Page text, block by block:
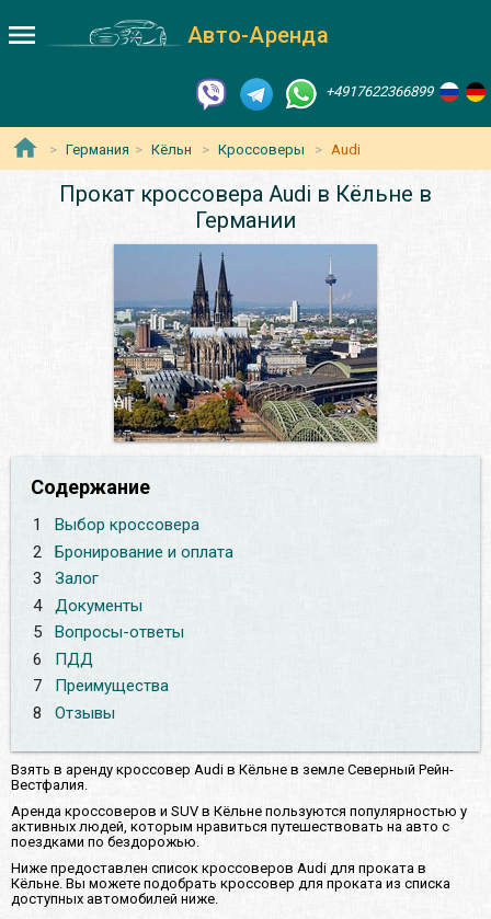
Авто-Аренда
+4917622366899
Германия Кёльн Кроссоверы Audi
Прокат кроссовера Audi в Кёльне в
Германии
Содержание
1
Выбор кроссовера
2
Бронирование и оплата
3
Залог
4
Документы
5
Вопросы-ответы
6
ПДД
7
Преимущества
8
Отзывы
Взять в аренду кроссовер Audi в Кёльне в земле Северный Рейн-
Вестфалия.
Аренда кроссоверов и SUV в Кёльне пользуются популярностью у
активных людей, которым нравиться путешествовать на авто с
поездками по бездорожью.
Ниже предоставлен список кроссоверов Audi для проката в
Кёльне. Вы можете подобрать кроссовер для проката из списка
доступных автомобилей ниже.